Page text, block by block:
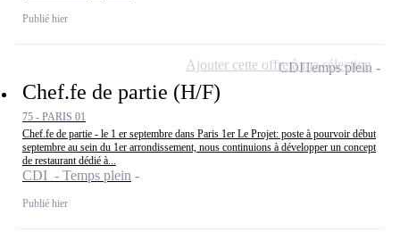
Publié hier
Chef.fe de partie (H/F)
75 - PARIS 01
Chef.fe de partie - le 1 er septembre dans Paris 1er Le Projet: poste à pourvoir début
septembre au sein du 1er arrondissement, nous continuions à développer un concept
de restaurant dédié à...
CDI - Temps plein
Publié hier
CDITemps plein
Ajouter cette offre à ma sélection